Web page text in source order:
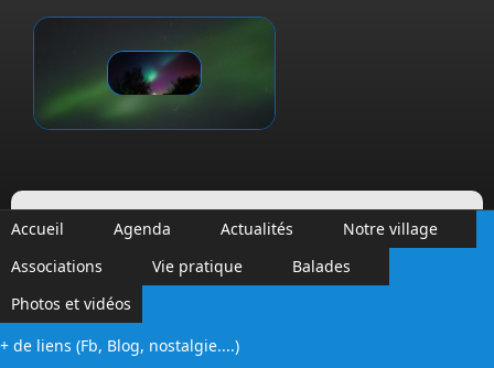
Vinalmont
Accueil Agenda Actualités
Notre village
Associations
Vie pratique
Balades
Photos et vidéos
+ de liens (Fb, Blog, nostalgie....)